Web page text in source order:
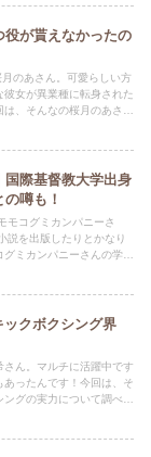
役が貰えなかったの
のあさん。可愛らしい方
女が異業種に転身された
、そんなの桜月のあさん
国際基督教大学出身
噂も！
モコグミカンパニーさ
説を出版したりとかなり
ミカンパニーさんの学歴
クボクシング界
さん。マルチに活躍中です
ったんです！今回は、そ
グの実力について調べて